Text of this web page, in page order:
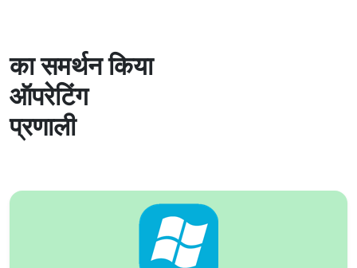
का समर्थन किया
ऑपरेटिंग
प्रणाली